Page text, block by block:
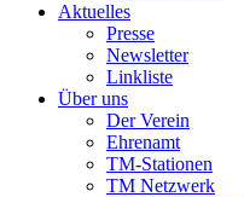
Aktuelles
Presse
Newsletter
Linkliste
Über uns
Der Verein
Ehrenamt
TM-Stationen
TM Netzwerk